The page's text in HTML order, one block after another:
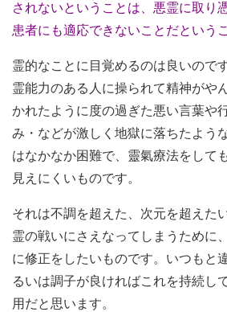
されないということは、悪霊に取り
患者にも適応できないことだという
霊的なことに目覚めるのは良いので
霊能力のある人に操られて精神がや
かれたように度の過ぎた悪い言葉や
み・などが激しく地獄に落ちたよう
はなかなか困難で、靈氣療法をして
見えにくいものです。
それは不調を超えた、次元を超えた
霊の戦いにさえなってしまうために
に修正をしたいものです。いつもと
るいは調子が良ければこれを持続し
用だと思います。